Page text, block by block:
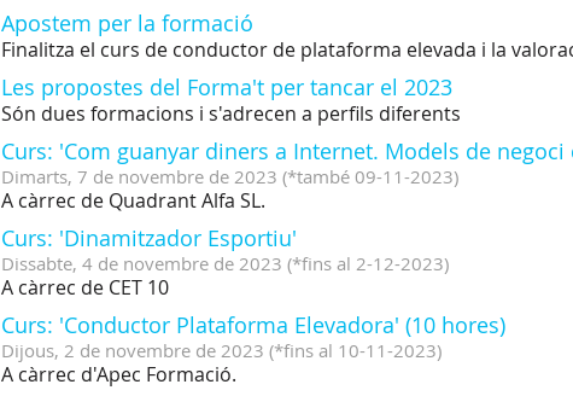
Apostem per la formació
Finalitza el curs de conductor de plataforma elevada i la
Les propostes del Forma't per tancar el 2023
Són dues formacions i s'adrecen a perfils diferents
Curs: 'Com guanyar diners a Internet. Models de
Dimarts, 7 de novembre de 2023 (*també 09-11-2023)
A càrrec de Quadrant Alfa SL.
Curs: 'Dinamitzador Esportiu'
Dissabte, 4 de novembre de 2023 (*fins al 2-12-2023)
A càrrec de CET 10
Curs: 'Conductor Plataforma Elevadora' (10 hores)
Dijous, 2 de novembre de 2023 (*fins al 10-11-2023)
A càrrec d'Apec Formació.